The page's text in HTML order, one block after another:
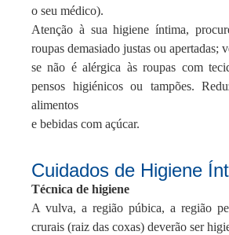
o seu médico).
Atenção à sua higiene íntima,
roupas demasiado justas ou apertadas;
se não é alérgica às roupas com
pensos higiénicos ou tampões.
alimentos
e bebidas com açúcar.
Cuidados de Higiene
Técnica de higiene
A vulva, a região púbica, a região
crurais (raiz das coxas) deverão ser